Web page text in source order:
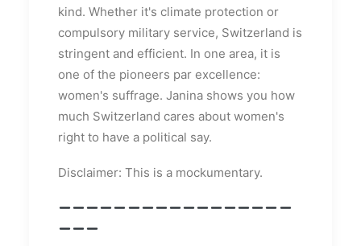
kind. Whether it's climate protection or
compulsory military service, Switzerland is
stringent and efficient. In one area, it is
one of the pioneers par excellence:
women's suffrage. Janina shows you how
much Switzerland cares about women's
right to have a political say.
Disclaimer: This is a mockumentary.